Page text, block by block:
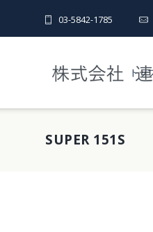
03-5842-1785
トッ
SUPER 151S